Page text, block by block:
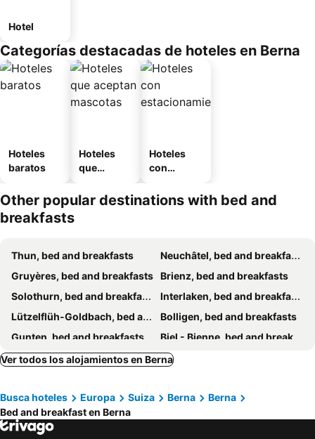
Hotel
Categorías destacadas de hoteles en Berna
Hoteles
baratos
Hoteles
que
mascotas
Hoteles
con
miento
Other popular destinations with bed and
breakfasts
Thun, bed and breakfasts
Neuchâtel, bed and breakfasts
Gruyères, bed and breakfasts Brienz, bed and breakfasts
Solothurn, bed and breakfasts
Interlaken, bed and breakfasts
Lützelflüh-Goldbach, bed and breakfasts
Bolligen, bed and breakfasts
Gunten, bed and breakfasts
Biel - Bienne, bed and breakfasts
La Chaux-de-Fonds, bed and breakfasts
Wattenwil, bed and breakfasts
Seedorf, bed and breakfasts
Evilard, bed and breakfasts
Wilderswil, bed and breakfasts
Cressier, bed and breakfasts
Ver todos los alojamientos en Berna
Busca hoteles Europa Suiza Berna
Berna
Bed and breakfast en Berna